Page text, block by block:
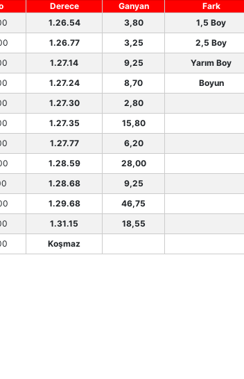
Derece Ganyan Fark
1.26.54 3,80 1,5 Boy
1.26.77 3,25 2,5 Boy
1.27.14 9,25 Yarım Boy
1.27.24 8,70 Boyun
1.27.30 2,80
1.27.35 15,80
1.27.77 6,20
1.28.59 28,00
1.28.68 9,25
1.29.68 46,75
1.31.15 18,55
Koşmaz